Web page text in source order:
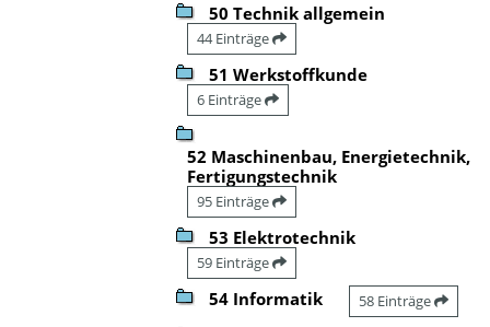
50 Technik allgemein
44 Einträge
51 Werkstoffkunde
6 Einträge
52 Maschinenbau, Energietechnik,
Fertigungstechnik
95 Einträge
53 Elektrotechnik
59 Einträge
54 Informatik 58 Einträge